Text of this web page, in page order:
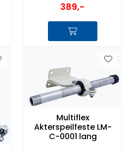
389,-
Multiflex
Akterspeilfeste LM-
C-0001 lang